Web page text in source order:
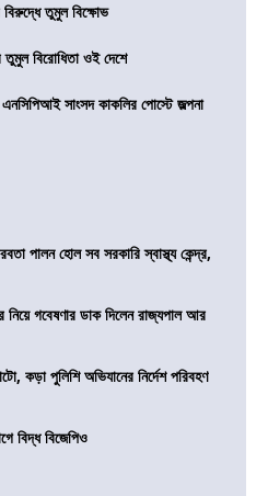
বিরুদ্ধে তুমুল বিক্ষোভ
বিরোধিতা ওই দেশে
সাংসদ কাকলির পোস্টে জল্পনা
পালন হোল সব সরকারি স্বাস্থ্য কেন্দ্র,
নিয়ে গবেষণার ডাক দিলেন রাজ্যপাল আর
কড়া পুলিশি অভিযানের নির্দেশ পরিবহণ
বিদ্ধ বিজেপিও